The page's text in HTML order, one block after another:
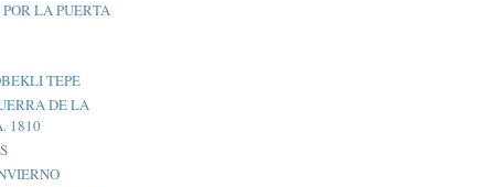
LA PUERTA
TEPE
DE LA
1810